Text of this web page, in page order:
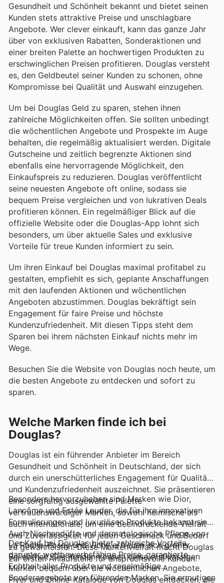
Gesundheit und Schönheit bekannt und bietet seinen
Kunden stets attraktive Preise und unschlagbare
Angebote. Wer clever einkauft, kann das ganze Jahr
über von exklusiven Rabatten, Sonderaktionen und
einer breiten Palette an hochwertigen Produkten zu
erschwinglichen Preisen profitieren. Douglas versteht
es, den Geldbeutel seiner Kunden zu schonen, ohne
Kompromisse bei Qualität und Auswahl einzugehen.
Um bei Douglas Geld zu sparen, stehen ihnen
zahlreiche Möglichkeiten offen. Sie sollten unbedingt
die wöchentlichen Angebote und Prospekte im Auge
behalten, die regelmäßig aktualisiert werden. Digitale
Gutscheine und zeitlich begrenzte Aktionen sind
ebenfalls eine hervorragende Möglichkeit, den
Einkaufspreis zu reduzieren. Douglas veröffentlicht
seine neuesten Angebote oft online, sodass sie
bequem Preise vergleichen und von lukrativen Deals
profitieren können. Ein regelmäßiger Blick auf die
offizielle Website oder die Douglas-App lohnt sich
besonders, um über aktuelle Sales und exklusive
Vorteile für treue Kunden informiert zu sein.
Um ihren Einkauf bei Douglas maximal profitabel zu
gestalten, empfiehlt es sich, geplante Anschaffungen
mit den laufenden Aktionen und wöchentlichen
Angeboten abzustimmen. Douglas bekräftigt sein
Engagement für faire Preise und höchste
Kundenzufriedenheit. Mit diesen Tipps steht dem
Sparen bei ihrem nächsten Einkauf nichts mehr im
Wege.
Besuchen Sie die Website von Douglas noch heute, um
die besten Angebote zu entdecken und sofort zu
sparen.
Welche Marken finde ich bei
Douglas?
Douglas ist ein führender Anbieter im Bereich
Gesundheit und Schönheit in Deutschland, der sich
durch ein unerschütterliches Engagement für Qualität
und Kundenzufriedenheit auszeichnet. Sie präsentieren
eine sorgfältig ausgewählte Palette
vertrauenswürdiger Marken, sowohl heimische als
auch internationale, um eine beeindruckende Vielfalt
und Zuverlässigkeit für jeden Geschmack und Bedarf
zu gewährleisten. Diese Markenvielfalt macht Douglas
zur ersten Anlaufstelle für anspruchsvolle Kunden.
Besonders hervorzuheben sind Marken wie Dior,
Lancôme und Estée Lauder, die für ihre innovativen
Formulierungen und luxuriösen Produkte bekannt sind.
Auch Nischendüfte und dermatologische Pflege von
La Roche-Posay und Vichy erfreuen sich großer
Beliebtheit. Die Kunden können diese erstklassigen
Marken bequem über die wöchentlichen Angebote,
Flyer und Online-Kataloge von Douglas entdecken, die
Der Kauf bei Douglas bietet zahlreiche Vorteile,
darunter wettbewerbsfähige Preise, garantierte
Echtheit aller Produkte und regelmäßige
Sonderangebote von führenden Marken. Sie ermutigen